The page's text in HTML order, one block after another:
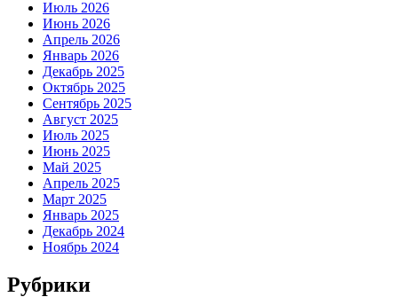
Июль 2026
Июнь 2026
Апрель 2026
Январь 2026
Декабрь 2025
Октябрь 2025
Сентябрь 2025
Август 2025
Июль 2025
Июнь 2025
Май 2025
Апрель 2025
Март 2025
Январь 2025
Декабрь 2024
Ноябрь 2024
Рубрики